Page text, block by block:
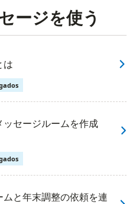
ージを使う
は
セージルームを作成
と年末調整の依頼を連